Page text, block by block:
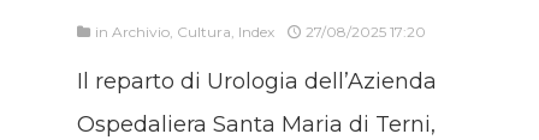
in Archivio, Cultura, Index 27/08/2025 17:20
Il reparto di Urologia dell’Azienda
Ospedaliera Santa Maria di Terni,